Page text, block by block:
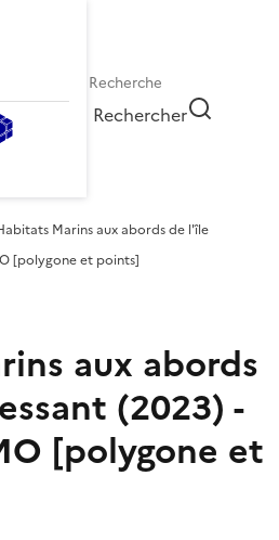
Rechercher
Marins aux abords de l'île
[polygone et points]
aux abords
(2023) -
[polygone et